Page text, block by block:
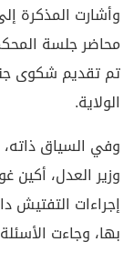
وأشارت المذكرة
محاضر جلسة
تم تقديم شكوى
الولاية.
وزير العدل، أكين
إجراءات التفتيش
بها، وجاءت